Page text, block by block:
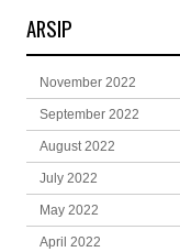
ARSIP
November 2022
September 2022
August 2022
July 2022
May 2022
April 2022